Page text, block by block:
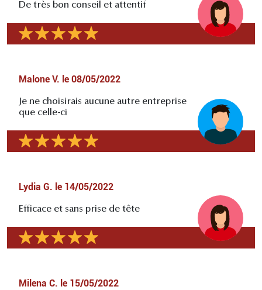
De très bon conseil et attentif
Malone V. le 08/05/2022
Je ne choisirais aucune autre entreprise
que celle-ci
Lydia G. le 14/05/2022
Efficace et sans prise de tête
Milena C. le 15/05/2022